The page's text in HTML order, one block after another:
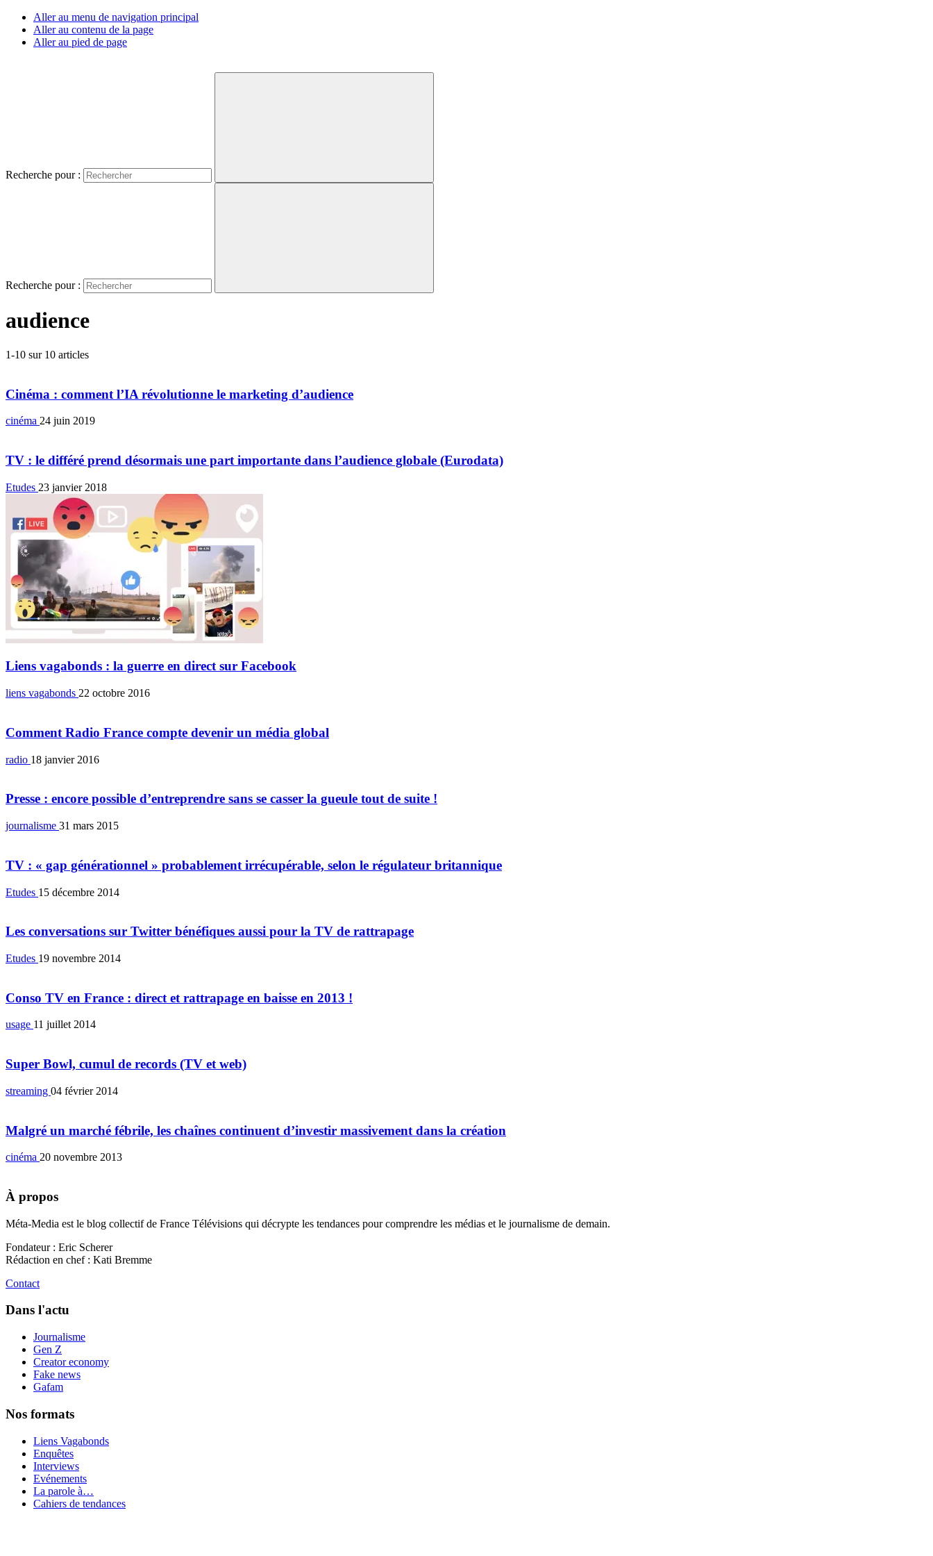
Aller au menu de navigation principal
Aller au contenu de la page
Aller au pied de page
Recherche pour :
Recherche pour :
audience
1-10 sur 10 articles
Cinéma : comment l’IA révolutionne le marketing d’audience
cinéma 24 juin 2019
TV : le différé prend désormais une part importante dans l’audience globale (Eurodata)
Etudes 23 janvier 2018
Liens vagabonds : la guerre en direct sur Facebook
liens vagabonds 22 octobre 2016
Comment Radio France compte devenir un média global
radio 18 janvier 2016
Presse : encore possible d’entreprendre sans se casser la gueule tout de suite !
journalisme 31 mars 2015
TV : « gap générationnel » probablement irrécupérable, selon le régulateur britannique
Etudes 15 décembre 2014
Les conversations sur Twitter bénéfiques aussi pour la TV de rattrapage
Etudes 19 novembre 2014
Conso TV en France : direct et rattrapage en baisse en 2013 !
usage 11 juillet 2014
Super Bowl, cumul de records (TV et web)
streaming 04 février 2014
Malgré un marché fébrile, les chaînes continuent d’investir massivement dans la création
cinéma 20 novembre 2013
À propos
Méta-Media est le blog collectif de France Télévisions qui décrypte les tendances pour comprendre les médias et le journalisme de demain.
Fondateur : Eric Scherer
Rédaction en chef : Kati Bremme
Contact
Dans l'actu
Journalisme
Gen Z
Creator economy
Fake news
Gafam
Nos formats
Liens Vagabonds
Enquêtes
Interviews
Evénements
La parole à…
Cahiers de tendances